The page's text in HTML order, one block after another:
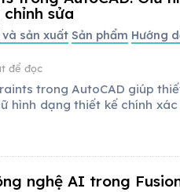
sửa
và sản xuất Sản phẩm Hướng
để đọc
trong AutoCAD giúp
hình dạng thiết kế chính
nghệ AI trong